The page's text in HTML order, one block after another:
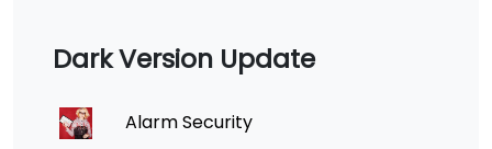
Dark Version Update
Alarm Security